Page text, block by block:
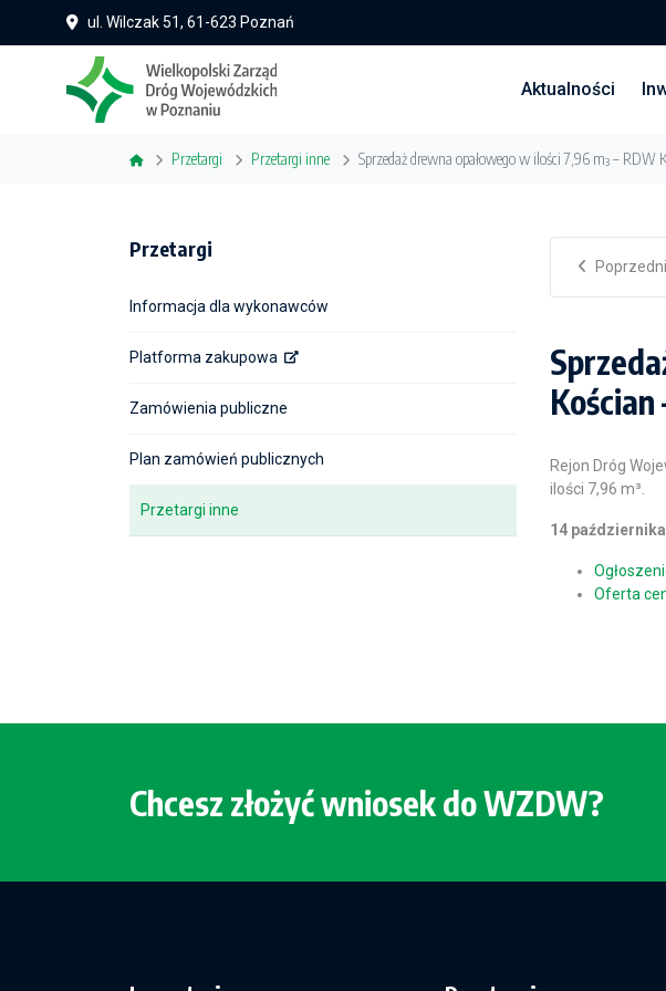
ul. Wilczak 51, 61-623 Poznań
Aktualności
Przetargi Przetargi inne Sprzedaż drewna opałowego w ilości 7,96 m³ – RDW
Przetargi
Informacja dla wykonawców
Platforma zakupowa
Zamówienia publiczne
Plan zamówień publicznych
Przetargi inne
Rejon Dróg
ilości 7,96 m³.
14
Oferta
Chcesz złożyć wniosek do WZDW?